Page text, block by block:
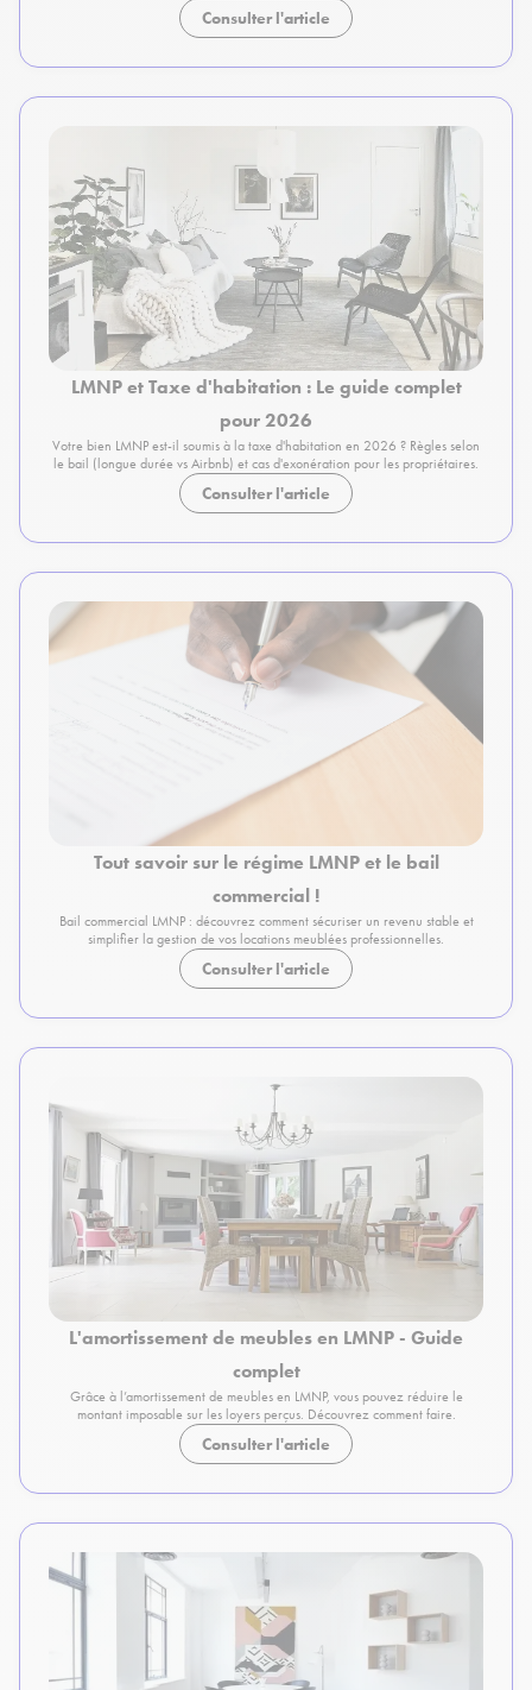
Consulter l'article
LMNP et Taxe d'habitation : Le guide complet
pour 2026
Votre bien LMNP est-il soumis à la taxe d'habitation en 2026 ? Règles selon
le bail (longue durée vs Airbnb) et cas d'exonération pour les propriétaires.
Consulter l'article
Tout savoir sur le régime LMNP et le bail
commercial !
Bail commercial LMNP : découvrez comment sécuriser un revenu stable et
simplifier la gestion de vos locations meublées professionnelles.
Consulter l'article
L'amortissement de meubles en LMNP - Guide
complet
Grâce à l’amortissement de meubles en LMNP, vous pouvez réduire le
montant imposable sur les loyers perçus. Découvrez comment faire.
Consulter l'article